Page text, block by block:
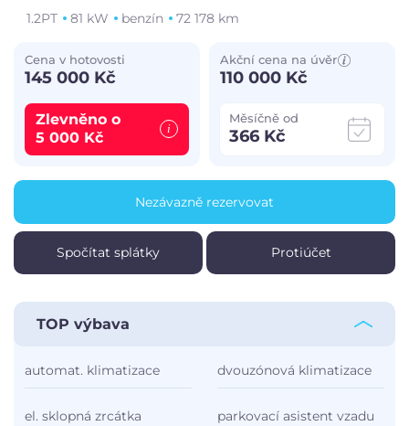
1.2PT 81 kW benzín 72 178 km
Měsíčně od
366 Kč
Akční cena na úvěr
110 000 Kč
Zlevněno o
5 000 Kč
Cena v hotovosti
145 000 Kč
Spočítat splátky Protiúčet
Nezávazně rezervovat
TOP výbava
automat. klimatizace dvouzónová klimatizace
el. sklopná zrcátka parkovací asistent vzadu